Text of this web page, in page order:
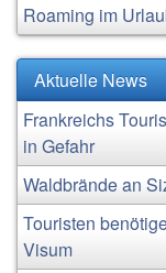
Roaming im
Aktuelle News
Frankreichs
in Gefahr
Waldbrände an
Touristen
Visum